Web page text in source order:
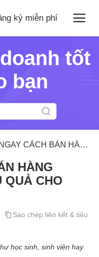
ký miễn phí
tốt
bạn
BÁN HÀNG TRÊN SHOPEE HIỆU QUẢ CHO NGƯỜI VỐN ÍT
HÀNG
QUẢ CHO
Sao chép liên kết & tiêu